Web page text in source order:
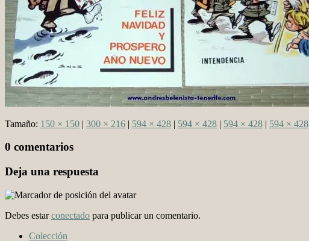
Tamaño: 150 × 150 | 300 × 216 | 594 × 428 | 594 × 428 | 594 × 428 | 594 × 428
0 comentarios
Deja una respuesta
Debes estarconectado para publicar un comentario.
Colección